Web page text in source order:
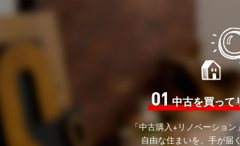
01中古を買って
「中古購入+リノベーション
自由な住まいを、手が届